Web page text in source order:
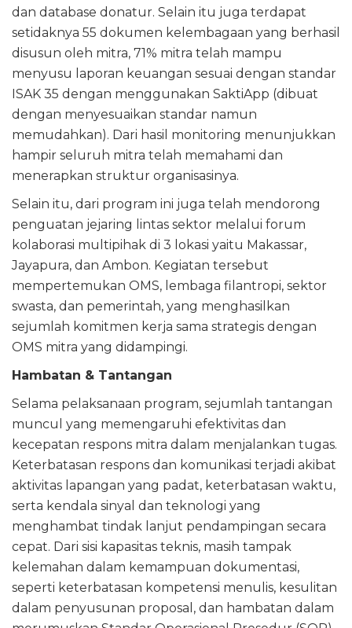
dan database donatur. Selain itu juga terdapat
setidaknya 55 dokumen kelembagaan yang berhasil
disusun oleh mitra, 71% mitra telah mampu
menyusu laporan keuangan sesuai dengan standar
ISAK 35 dengan menggunakan SaktiApp (dibuat
dengan menyesuaikan standar namun
memudahkan). Dari hasil monitoring menunjukkan
hampir seluruh mitra telah memahami dan
menerapkan struktur organisasinya.
Selain itu, dari program ini juga telah mendorong
penguatan jejaring lintas sektor melalui forum
kolaborasi multipihak di 3 lokasi yaitu Makassar,
Jayapura, dan Ambon. Kegiatan tersebut
mempertemukan OMS, lembaga filantropi, sektor
swasta, dan pemerintah, yang menghasilkan
sejumlah komitmen kerja sama strategis dengan
OMS mitra yang didampingi.
Hambatan & Tantangan
Selama pelaksanaan program, sejumlah tantangan
muncul yang memengaruhi efektivitas dan
kecepatan respons mitra dalam menjalankan tugas.
Keterbatasan respons dan komunikasi terjadi akibat
aktivitas lapangan yang padat, keterbatasan waktu,
serta kendala sinyal dan teknologi yang
menghambat tindak lanjut pendampingan secara
cepat. Dari sisi kapasitas teknis, masih tampak
kelemahan dalam kemampuan dokumentasi,
seperti keterbatasan kompetensi menulis, kesulitan
dalam penyusunan proposal, dan hambatan dalam